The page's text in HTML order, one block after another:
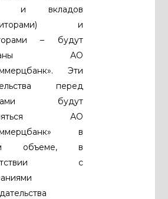
и вкладов
и
– будут
АО
Эти
перед
будут
АО
в
объеме, в
с